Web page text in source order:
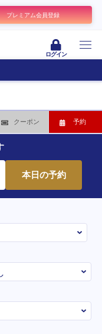
プレミアム会員登録
ログイン
クーポン 予約
本日の予約